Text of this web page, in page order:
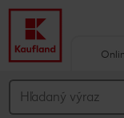
Hlavný obsah